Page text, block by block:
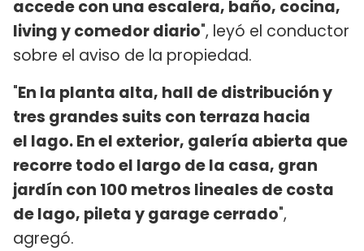
accede con una escalera, baño, cocina,
living y comedor diario", leyó el conductor
sobre el aviso de la propiedad.
"En la planta alta, hall de distribución y
tres grandes suits con terraza hacia
el lago. En el exterior, galería abierta que
recorre todo el largo de la casa, gran
jardín con 100 metros lineales de costa
de lago, pileta y garage cerrado",
agregó.